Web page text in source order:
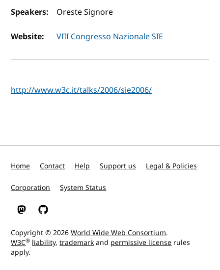
Speakers:
Oreste Signore
Website: VIII Congresso Nazionale SIE
http://www.w3c.it/talks/2006/sie2006/
Home Contact Help Support us Legal & Policies
Corporation System Status
W3C on Mastodon
W3C on GitHub
Copyright © 2026World Wide Web Consortium.
W3C® liability,trademarkand permissive license rules
apply.